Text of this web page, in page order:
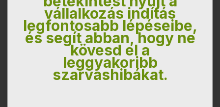
vállalkozás indítás
legfontosabb lépéseibe,
és segít abban, hogy ne
kövesd el a
leggyakoribb
szarvashibákat.